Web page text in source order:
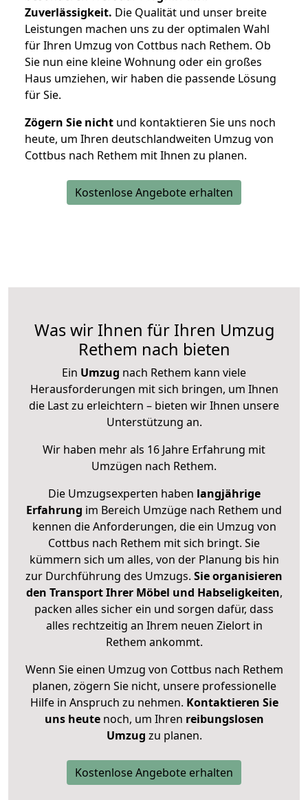
Zuverlässigkeit. Die Qualität und unser breite
Leistungen machen uns zu der optimalen Wahl
für Ihren Umzug von Cottbus nach Rethem. Ob
Sie nun eine kleine Wohnung oder ein großes
Haus umziehen, wir haben die passende Lösung
für Sie.
Zögern Sie nicht und kontaktieren Sie uns noch
heute, um Ihren deutschlandweiten Umzug von
Cottbus nach Rethem mit Ihnen zu planen.
Kostenlose Angebote erhalten
Was wir Ihnen für Ihren Umzug
Rethem nach bieten
Ein Umzug nach Rethem kann viele
Herausforderungen mit sich bringen, um Ihnen
die Last zu erleichtern – bieten wir Ihnen unsere
Unterstützung an.
Wir haben mehr als 16 Jahre Erfahrung mit
Umzügen nach Rethem.
Die Umzugsexperten haben langjährige
Erfahrung im Bereich Umzüge nach Rethem und
kennen die Anforderungen, die ein Umzug von
Cottbus nach Rethem mit sich bringt. Sie
kümmern sich um alles, von der Planung bis hin
zur Durchführung des Umzugs. Sie organisieren
den Transport Ihrer Möbel und Habseligkeiten,
packen alles sicher ein und sorgen dafür, dass
alles rechtzeitig an Ihrem neuen Zielort in
Rethem ankommt.
Wenn Sie einen Umzug von Cottbus nach Rethem
planen, zögern Sie nicht, unsere professionelle
Hilfe in Anspruch zu nehmen. Kontaktieren Sie
uns heutenoch, um Ihren reibungslosen
Umzug zu planen.
Kostenlose Angebote erhalten